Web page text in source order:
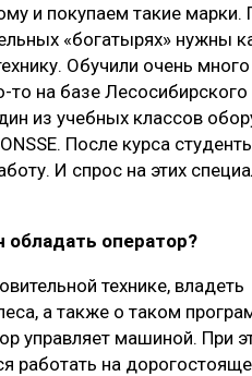
и покупаем такие марки.
«богатырях» нужны
Обучили очень много
то на базе Лесосибирского
из учебных классов
После курса
И спрос на этих
оператор?
технике, владеть
а также о таком
управляет машиной. При
работать на